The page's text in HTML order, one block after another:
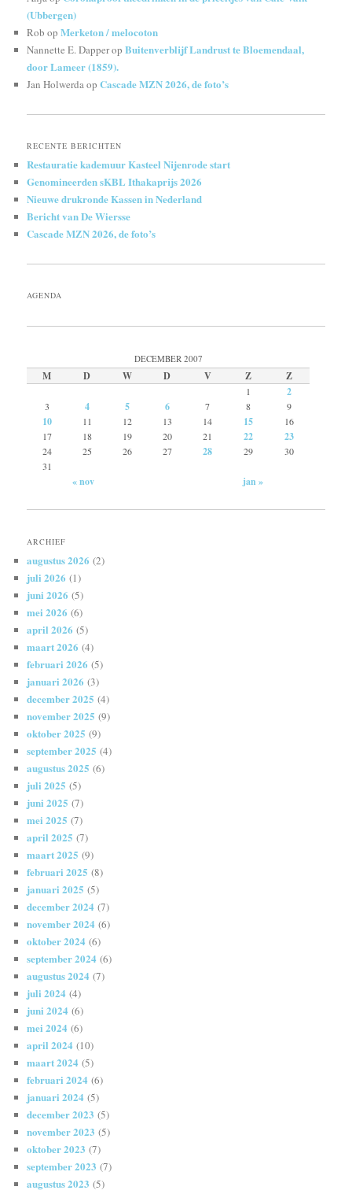
(Ubbergen)
Rob opMerketon / melocoton
Nannette E. DapperopBuitenverblijf Landrust te Bloemendaal,
door Lameer (1859).
Jan HolwerdaopCascade MZN 2026, de foto’s
RECENTE BERICHTEN
Restauratie kademuur Kasteel Nijenrode start
Genomineerden sKBL Ithakaprijs 2026
Nieuwe drukronde Kassen in Nederland
Bericht van De Wiersse
Cascade MZN 2026, de foto’s
AGENDA
DECEMBER 2007
M D W D V Z Z
1 2
3 4 5 6 7 8 9
10 11 12 13 14 15
16
17
18 19 20 21 22 23
24 25 26 27 28 29
30
31
« nov jan »
ARCHIEF
augustus 2026 (2)
juli 2026 (1)
juni 2026 (5)
mei 2026 (6)
april 2026 (5)
maart 2026 (4)
februari 2026 (5)
januari 2026 (3)
december 2025 (4)
november 2025 (9)
oktober 2025 (9)
september 2025 (4)
augustus 2025 (6)
juli 2025 (5)
juni 2025 (7)
mei 2025 (7)
april 2025 (7)
maart 2025 (9)
februari 2025 (8)
januari 2025 (5)
december 2024 (7)
november 2024 (6)
oktober 2024 (6)
september 2024 (6)
augustus 2024 (7)
juli 2024 (4)
juni 2024 (6)
mei 2024 (6)
april 2024 (10)
maart 2024 (5)
februari 2024 (6)
januari 2024 (5)
december 2023 (5)
november 2023 (5)
oktober 2023 (7)
september 2023 (7)
augustus 2023 (5)